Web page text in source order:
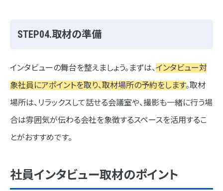
STEP04.取材の準備
インタビューの舞台を整えましょう。まずは、インタビュー対
象社員にアポイントを取り、取材場所の予約をします。取材
場所は、リラックスして話せる会議室や、撮影も一緒に行う場
合は雰囲気が伝わる会社を象徴するスペースを活用するこ
とがおすすめです。
社員インタビュー取材のポイント